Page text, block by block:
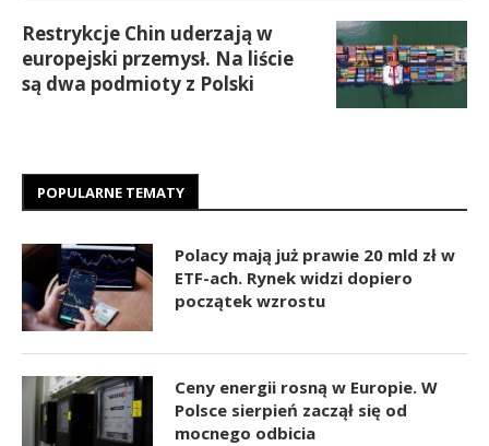
Restrykcje Chin uderzają w
europejski przemysł. Na liście
są dwa podmioty z Polski
POPULARNE TEMATY
Polacy mają już prawie 20 mld zł w
ETF-ach. Rynek widzi dopiero
początek wzrostu
Ceny energii rosną w Europie. W
Polsce sierpień zaczął się od
mocnego odbicia